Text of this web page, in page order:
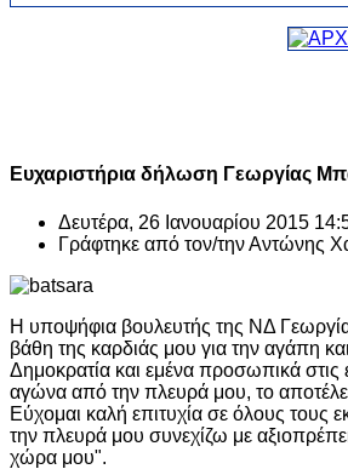
Ευχαριστήρια δήλωση Γεωργίας
Δευτέρα, 26 Ιανουαρίου 2015
Γράφτηκε από τον/τηνΑντώνης
Η υποψήφια βουλευτής της ΝΔ
βάθη της καρδιάς μου για την αγάπη
Δημοκρατία και εμένα προσωπικά στις
αγώνα από την πλευρά μου, το
Εύχομαι καλή επιτυχία σε όλους τους
την πλευρά μου συνεχίζω με
χώρα μου".